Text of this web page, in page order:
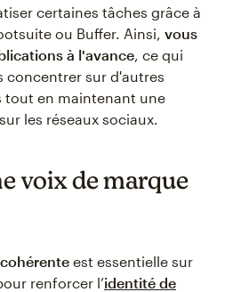
certaines tâches grâce à
ou Buffer. Ainsi, vous
à l'avance, ce qui
concentrer sur d'autres
tout en maintenant une
les réseaux sociaux.
voix de marque
est essentielle sur
renforcer l’identité de